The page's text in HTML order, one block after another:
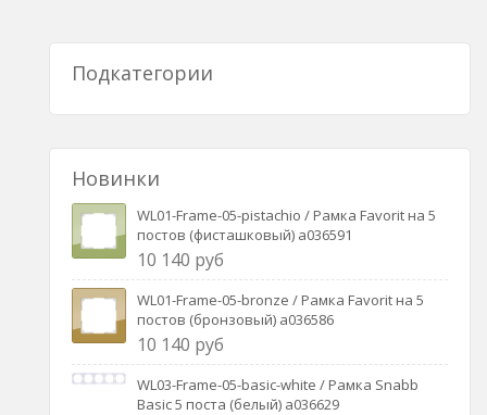
Подкатегории
Новинки
WL01-Frame-05-pistachio / Рамка Favorit на 5
постов (фисташковый) a036591
10 140 руб
WL01-Frame-05-bronze / Рамка Favorit на 5
постов (бронзовый) a036586
10 140 руб
WL03-Frame-05-basic-white / Рамка Snabb
Basic 5 поста (белый) a036629